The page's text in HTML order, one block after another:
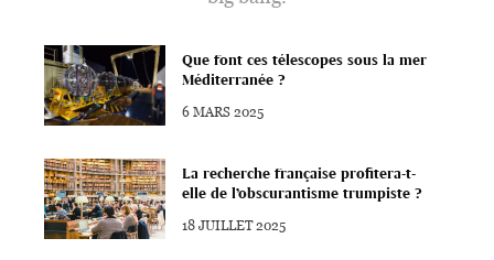
Que font ces télescopes sous la mer
Méditerranée ?
6 MARS 2025
La recherche française profitera-t-
elle de l’obscurantisme trumpiste ?
18 JUILLET 2025